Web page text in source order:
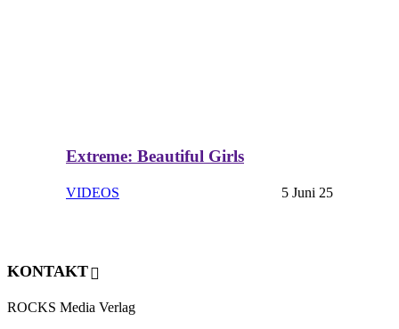
Extreme: Beautiful Girls
VIDEOS 5 Juni 25
KONTAKT
ROCKS Media Verlag